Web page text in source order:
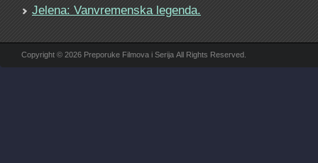
Jelena: Vanvremenska legenda.
Copyright © 2026 Preporuke Filmova i Serija All Rights Reserved.